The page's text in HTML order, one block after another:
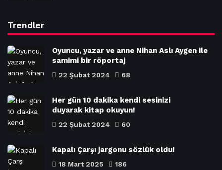
Trendler
Oyuncu, yazar ve anne Nihan Aslı Aygen ile
samimi bir röportaj
22 Şubat 2024 68
Her gün 10 dakika kendi sesinizi
duyarak kitap okuyun!
22 Şubat 2024 60
Kapalı Çarşı jargonu sözlük oldu!
18 Mart 2025 186